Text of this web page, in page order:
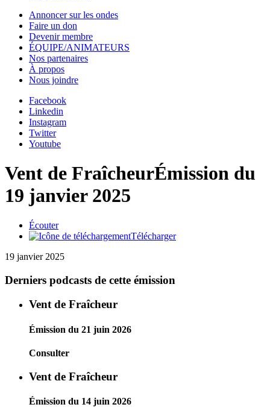
Annoncer sur les ondes
Faire un don
Devenir membre
ÉQUIPE/ANIMATEURS
Nos partenaires
À propos
Nous joindre
Facebook
Linkedin
Instagram
Twitter
Youtube
Vent de FraîcheurÉmission du
19 janvier 2025
Écouter
Télécharger
19 janvier 2025
Derniers podcasts de cette émission
Vent de Fraîcheur
Émission du 21 juin 2026
Consulter
Vent de Fraîcheur
Émission du 14 juin 2026